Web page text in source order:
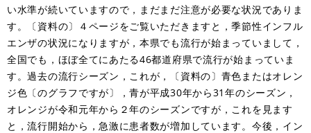
い水準が続いていますので，まだまだ注意が必要な状況でありま
す。〔資料の〕４ページをご覧いただきますと，季節性インフル
エンザの状況になりますが，本県でも流行が始まっていまして，
全国でも，ほぼ全てにあたる46都道府県で流行が始まっていま
す。過去の流行シーズン，これが，〔資料の〕青色またはオレン
ジ色〔のグラフですが〕，青が平成30年から31年のシーズン，
オレンジが令和元年から２年のシーズンですが，これを見ます
と，流行開始から，急激に患者数が増加しています。今後，イン